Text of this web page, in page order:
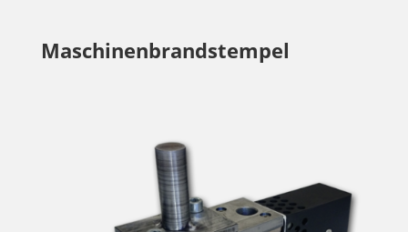
Maschinenbrandstempel